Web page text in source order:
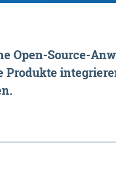
Open-Source-
Produkte